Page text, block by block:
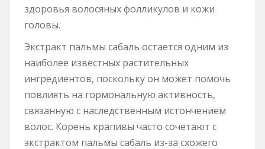
здоровья волосяных фолликулов и кожи
головы.
Экстракт пальмы сабаль остается одним из
наиболее известных растительных
ингредиентов, поскольку он может помочь
повлиять на гормональную активность,
связанную с наследственным истончением
волос. Корень крапивы часто сочетают с
экстрактом пальмы сабаль из-за схожего